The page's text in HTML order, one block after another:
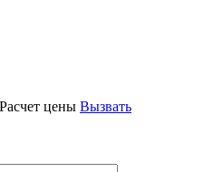
Расчет цены Вызвать